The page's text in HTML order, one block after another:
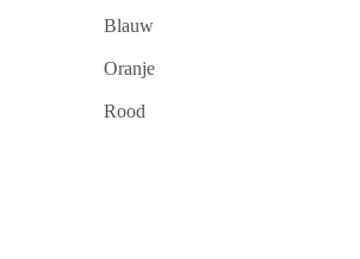
Blauw
Oranje
Rood